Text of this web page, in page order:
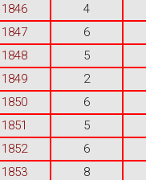
1846
4
1847
6
1848
5
1849
2
1850
6
1851
5
1852
6
1853
8